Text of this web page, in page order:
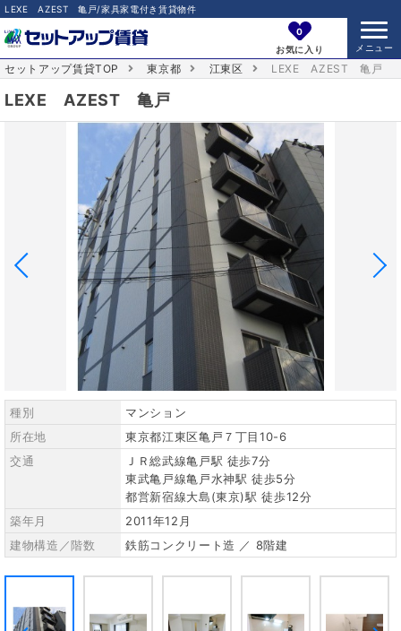
LEXE AZEST 亀戸/家具家電付き賃貸物件
0
お気に入り
セットアップ賃貸TOP 東京都 江東区 LEXE AZEST 亀戸
LEXE AZEST 亀戸
種別
マンション
所在地
東京都江東区亀戸７丁目10-6
交通
ＪＲ総武線亀戸駅 徒歩7分
東武亀戸線亀戸水神駅 徒歩5分
都営新宿線大島(東京)駅 徒歩12分
築年月
2011年12月
建物構造／階数
鉄筋コンクリート造 ／ 8階建